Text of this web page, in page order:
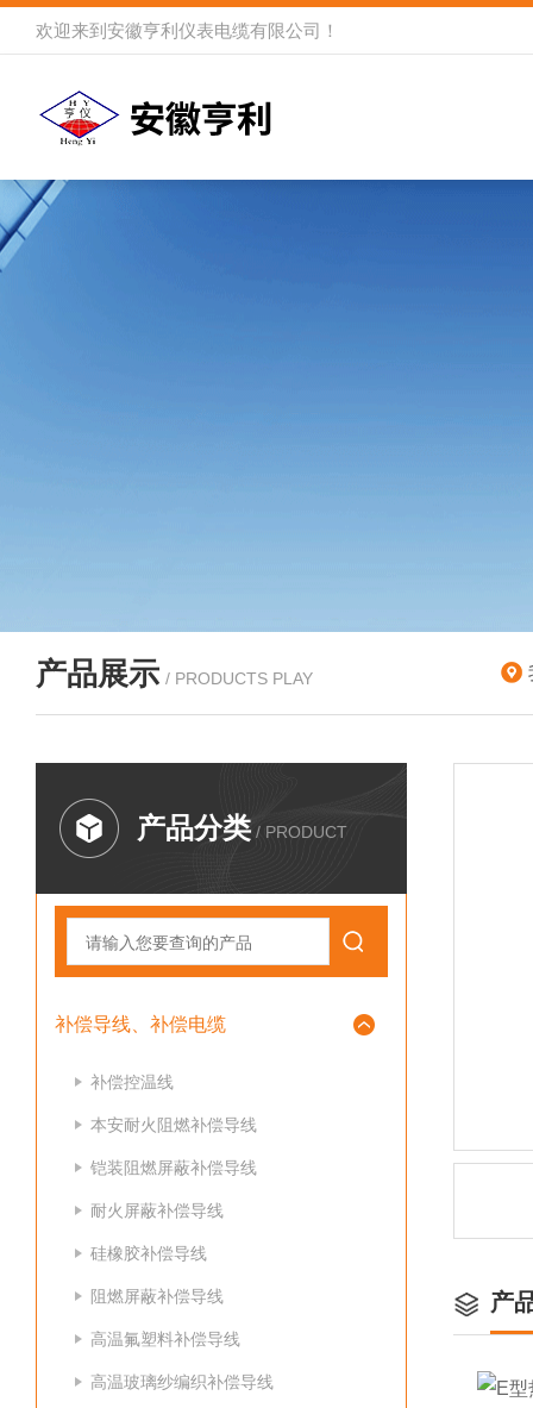
欢迎来到 安徽亨利仪表电缆有限公司 ！
产品展示 / PRODUCTS PLAY
产品分类 / PRODUCT
补偿导线、补偿电缆
补偿控温线
本安耐火阻燃补偿导线
铠装阻燃屏蔽补偿导线
耐火屏蔽补偿导线
硅橡胶补偿导线
阻燃屏蔽补偿导线
高温氟塑料补偿导线
高温玻璃纱编织补偿导线
产